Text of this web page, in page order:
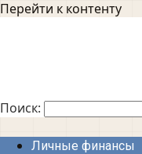
Перейти к контенту
Поиск:
Личные финансы